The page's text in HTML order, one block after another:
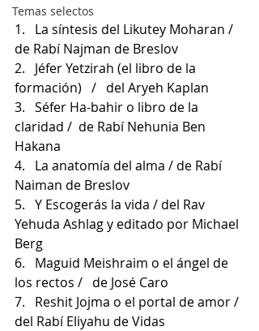
Temas selectos
1.   La síntesis del Likutey Moharan /
de Rabí Najman de Breslov
2.   Jéfer Yetzirah (el libro de la
formación)   /   del Aryeh Kaplan
3.   Séfer Ha-bahir o libro de la
claridad /  de Rabí Nehunia Ben
Hakana
4.   La anatomía del alma / de Rabí
Naiman de Breslov
5.   Y Escogerás la vida / del Rav
Yehuda Ashlag y editado por Michael
Berg
6.   Maguid Meishraim o el ángel de
los rectos /   de José Caro
7.   Reshit Jojma o el portal de amor /
del Rabí Eliyahu de Vidas